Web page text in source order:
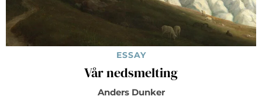
ESSAY
Vår nedsmelting
Anders Dunker